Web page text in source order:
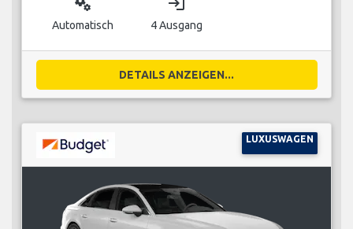
Automatisch 4 Ausgang
DETAILS ANZEIGEN...
LUXUSWAGEN